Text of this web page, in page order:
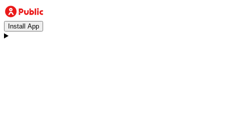
Install App